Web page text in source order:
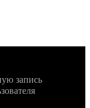
запись